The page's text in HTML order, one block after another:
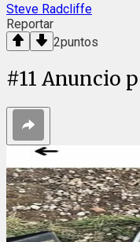
Steve Radcliffe
Reportar
2puntos
#11 Anuncio